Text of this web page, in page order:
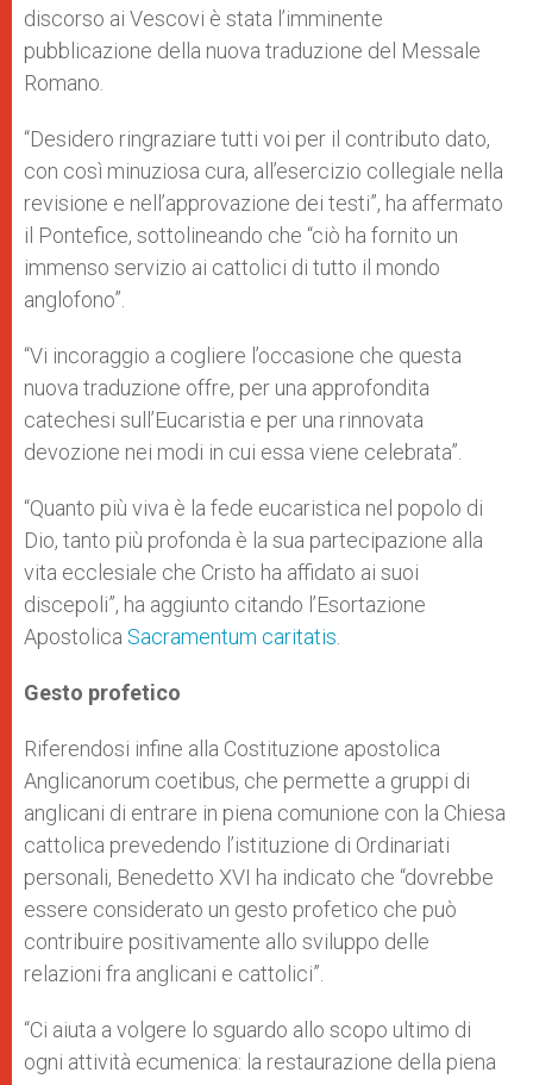
discorso ai Vescovi è stata l’imminente
pubblicazione della nuova traduzione del Messale
Romano.
“Desidero ringraziare tutti voi per il contributo dato,
con così minuziosa cura, all’esercizio collegiale nella
revisione e nell’approvazione dei testi”, ha affermato
il Pontefice, sottolineando che “ciò ha fornito un
immenso servizio ai cattolici di tutto il mondo
anglofono”.
“Vi incoraggio a cogliere l’occasione che questa
nuova traduzione offre, per una approfondita
catechesi sull’Eucaristia e per una rinnovata
devozione nei modi in cui essa viene celebrata”.
“Quanto più viva è la fede eucaristica nel popolo di
Dio, tanto più profonda è la sua partecipazione alla
vita ecclesiale che Cristo ha affidato ai suoi
discepoli”, ha aggiunto citando l’Esortazione
Apostolica Sacramentum caritatis
Gesto profetico
Riferendosi infine alla Costituzione apostolica
Anglicanorum coetibus, che permette a gruppi di
anglicani di entrare in piena comunione con la Chiesa
cattolica prevedendo l’istituzione di Ordinariati
personali, Benedetto XVI ha indicato che “dovrebbe
essere considerato un gesto profetico che può
contribuire positivamente allo sviluppo delle
relazioni fra anglicani e cattolici”.
“Ci aiuta a volgere lo sguardo allo scopo ultimo di
ogni attività ecumenica: la restaurazione della piena